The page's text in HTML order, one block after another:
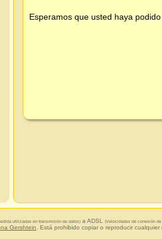
Esperamos que usted haya
utilizadas en transmisión de datos) a ADSL (Velocidades de conexión de
Gershtein . Está prohibido copiar o reproducir